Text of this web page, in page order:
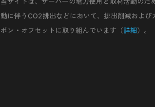
動に伴うCO2排出などにおいて、排出削減および
ボン・オフセットに取り組んでいます（詳細）。